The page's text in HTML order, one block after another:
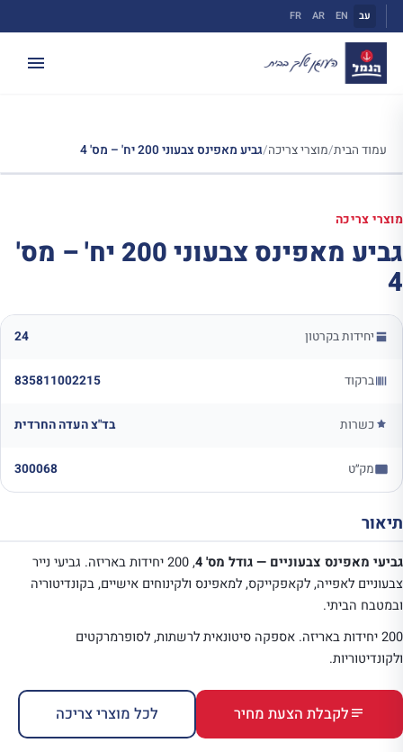
לתוכן
עב EN
AR
FR
עמוד הבית/מוצרי צריכה/גביע מאפינס צבעוני 200 יח' – מס' 4
מוצרי צריכה
גביע מאפינס צבעוני 200 יח' – מס'
4
יחידות בקרטון 24
ברקוד 835811002215
כשרות בד"צ העדה החרדית
מק״ט 300068
תיאור
גביעי מאפינס צבעוניים — גודל מס' 4
, 200 יחידות באריזה. גביעי נייר
צבעוניים לאפייה, לקאפקייקס, למאפינס ולקינוחים אישיים, בקונדיטוריה
ובמטבח הביתי.
200 יחידות באריזה. אספקה סיטונאית לרשתות, לסופרמרקטים
ולקונדיטוריות.
לקבלת הצעת מחיר לכל מוצרי צריכה